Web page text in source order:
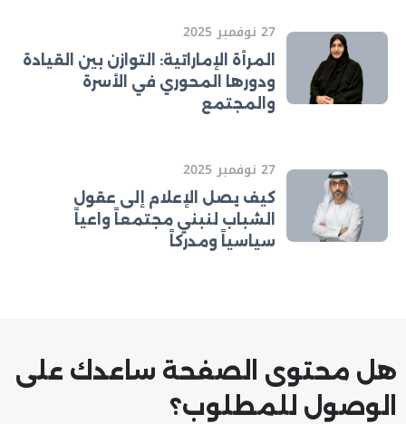
27 نوفمبر 2025
المرأة الإماراتية: التوازن بين القيادة
ودورها المحوري في الأسرة
والمجتمع
27 نوفمبر 2025
كيف يصل الإعلام إلى عقول
الشباب لنبني مجتمعاً واعياً
سياسياً ومدركاً
هل محتوى الصفحة ساعدك على
الوصول للمطلوب؟